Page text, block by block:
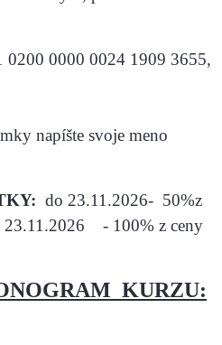
0000 0024 1909 3655,
napíšte svoje meno
do 23.11.2026- 50%z
23.11.2026 - 100% z ceny
KURZU: